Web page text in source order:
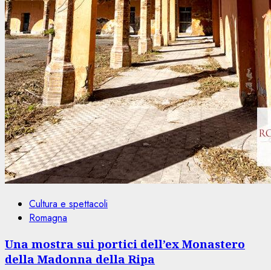
Cultura e spettacoli
Romagna
Una mostra sui portici dell’ex Monastero
della Madonna della Ripa